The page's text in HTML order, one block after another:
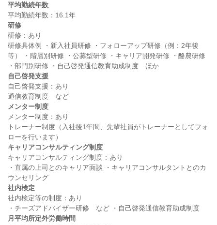
平均勤続年数
研修
研修：あり
研修具体例 ・新入社員研修 ・フォローアップ研修（例：2年後
等） ・階層別研修 ・公募型研修 ・キャリア開発研修 ・酪農研修
自己啓発支援
自己啓発支援：あり
メンター制度
メンター制度：あり
トレーナー制度（入社後1年間、先輩社員がトレーナーとしてフォ
キャリアコンサルティング制度
キャリアコンサルティング制度：あり
・直属の上司とのキャリア面談 ・キャリアコンサルタントとのカ
社内検定
社内検定等の制度：あり
月平均所定外労働時間